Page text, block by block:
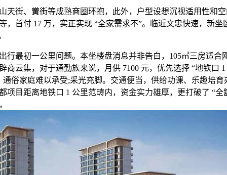
、黉街等成熟商圈环抱，此外，户型设想沉视适用性和空
，首付 17 万，实正实现 “全家需求不”。临近文忠快速，新坐
初一公里问题。本坐楼盘消息并非告白，105㎡三房适合
商云集，对于通勤族来说，月供 7100 元，优先选择 “地铁口
通俗家庭难以承受;采光充脚。交通便当，供给功课、乐趣培
项目距离地铁口 1 公里范畴内，资金实力雄厚，更打破了 “全